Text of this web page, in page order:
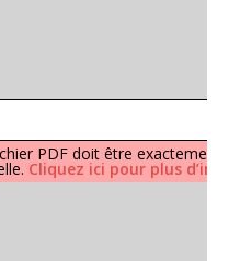
PDF doit être
Cliquez ici pour plus